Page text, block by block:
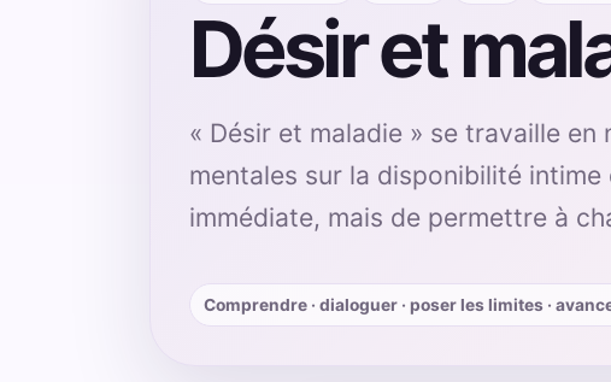
Désir et
« Désir et maladie » se travaille en
mentales sur la disponibilité
immédiate, mais de permettre à
Comprendre · dialoguer · poser les limites ·